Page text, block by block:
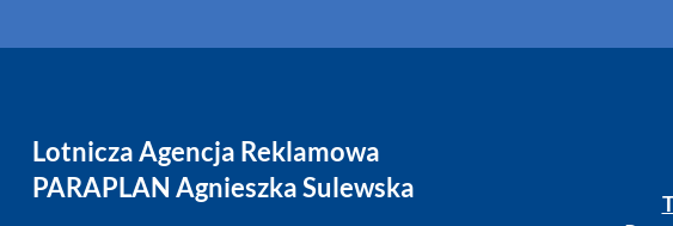
Lotnicza Agencja Reklamowa
PARAPLAN Agnieszka Sulewska